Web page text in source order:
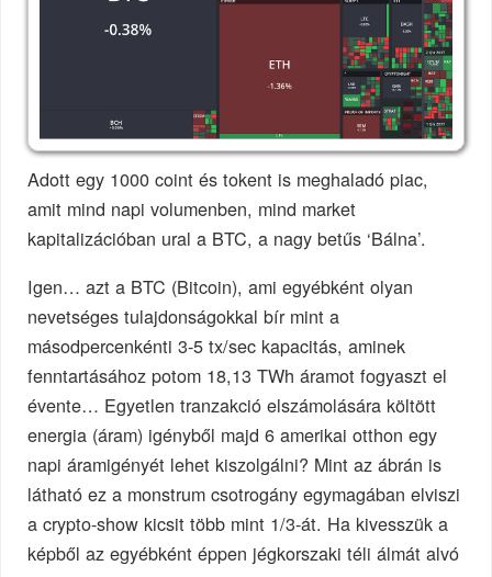
Adott egy 1000 coint és tokent is meghaladó piac,
amit mind napi volumenben, mind market
kapitalizációban ural a BTC, a nagy betűs ‘Bálna’.
Igen… azt a BTC (Bitcoin), ami egyébként olyan
nevetséges tulajdonságokkal bír mint a
másodpercenkénti 3-5 tx/sec kapacitás, aminek
fenntartásához potom 18,13 TWh áramot fogyaszt el
évente… Egyetlen tranzakció elszámolására költött
energia (áram) igényből majd 6 amerikai otthon egy
napi áramigényét lehet kiszolgálni? Mint az ábrán is
látható ez a monstrum csotrogány egymagában elviszi
a crypto-show kicsit több mint 1/3-át. Ha kivesszük a
képből az egyébként éppen jégkorszaki téli álmát alvó